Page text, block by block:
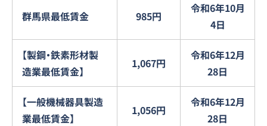
群馬県最低賃金 985円
令和6年10月
4日
【製鋼・鉄素形材製
造業最低賃金】
1,067円
令和6年12月
28日
【一般機械器具製造
業最低賃金】
1,056円
令和6年12月
28日